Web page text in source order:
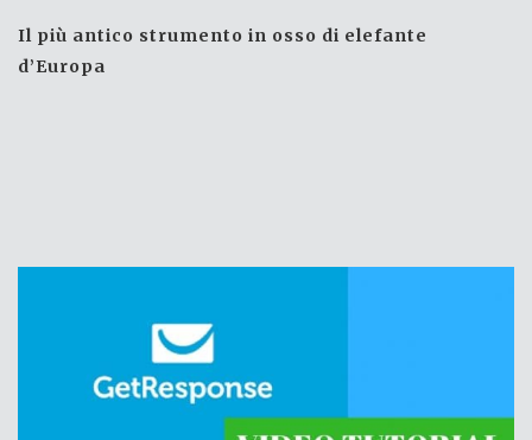
Il più antico strumento in osso di elefante
d’Europa